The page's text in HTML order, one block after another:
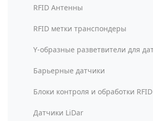
RFID Антенны
RFID метки транспондеры
Y-образные разветвители для
Барьерные датчики
Блоки контроля и обработки RFID
Датчики LiDar